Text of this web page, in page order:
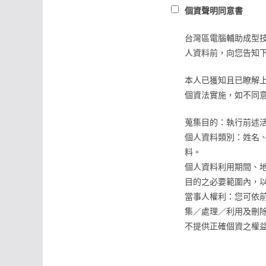
個資聲明同意書
台灣區電腦輔助成型
人資料前，向您告知
本人已獲知且已瞭解
個資法實施，如不同
蒐集目的：執行前述
個人資料類別：姓名
料。
個人資料利用期間、
目的之必要範圍內，
當事人權利：您可依
集／處理／利用及刪
不提供正確個資之權